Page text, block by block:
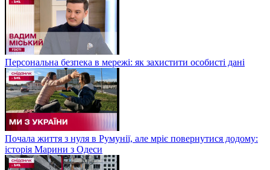
Персональна безпека в мережі: як захистити особисті дані
Почала життя з нуля в Румунії, але мріє повернутися додому:
історія Марини з Одеси